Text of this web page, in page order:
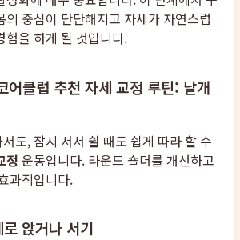
의 중심이 단단해지고 자세가 자연스럽
험을 하게 될 것입니다.
어클럽 추천 자세 교정 루틴: 날개
도, 잠시 서서 쉴 때도 쉽게 따라 할 수
정 운동입니다. 라운드 숄더를 개선하고
과적입니다.
앉거나 서기